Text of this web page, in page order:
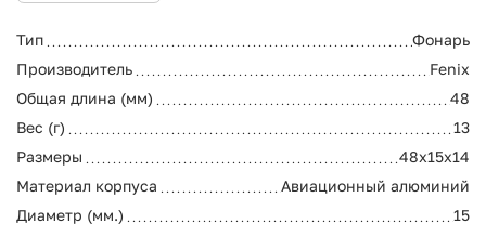
Тип
Фонарь
Производитель
Fenix
Общая длина (мм)
48
Вес (г)
13
Размеры
48х15х14
Материал корпуса
Авиационный алюминий
Диаметр (мм.)
15